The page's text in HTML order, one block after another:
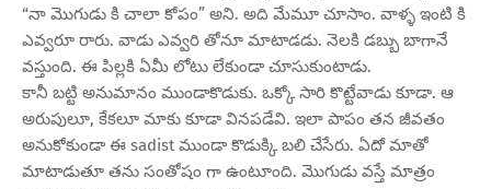
“నా మొగుడు కి చాలా కోపం” అని. అది మేమూ చూసాం. వాళ్ళ ఇంటి కి
ఎవ్వరూ రారు. వాడు ఎవ్వరి తోనూ మాటాడడు. నెలకి డబ్బు బాగానే
వస్తుంది. ఈ పిల్లకి ఏమీ లోటు లేకుండా చూసుకుంటాడు.
కానీ బట్టి అనుమానం ముండాకొడుకు. ఒక్కో సారి కొట్టేవాడు కూడా. ఆ
అరుపులూ, కేకలూ మాకు కూడా వినపడేవి. ఇలా పాపం తన జీవతం
అనుకోకుండా ఈ sadist ముండా కొడుక్కి బలి చేసేరు. ఏదో మాతో
మాటాడుతూ తను సంతోషం గా ఉంటూంది. మొగుడు వస్తే మాత్రం